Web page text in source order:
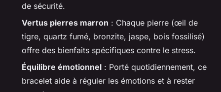
de sécurité.
Vertus pierres marron : Chaque pierre (œil de
tigre, quartz fumé, bronzite, jaspe, bois fossilisé)
offre des bienfaits spécifiques contre le stress.
Équilibre émotionnel : Porté quotidiennement, ce
bracelet aide à réguler les émotions et à rester